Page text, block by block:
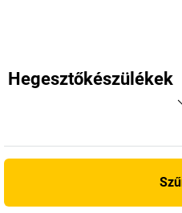
Hegesztőkészülékek